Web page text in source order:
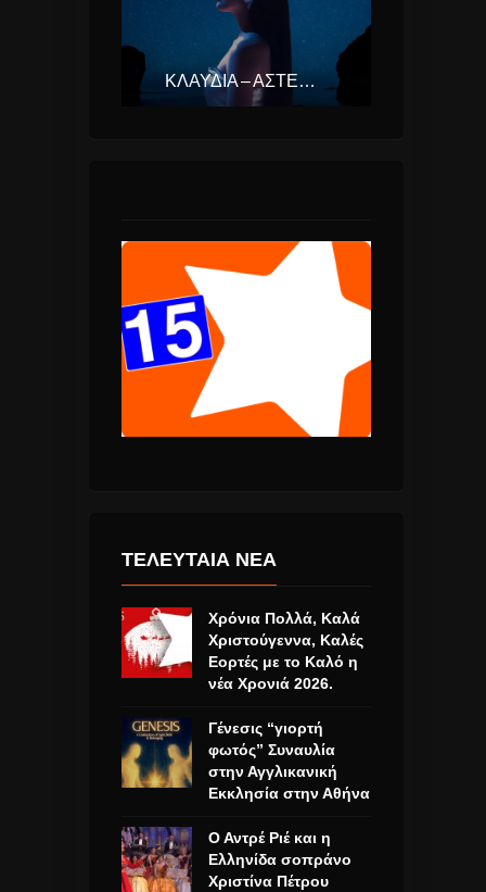
ΚΛΑΥΔΊΑ – ΑΣΤΕΡΟΜΆΤΑ (EUROVISION ΕΛΛΆΔΑ 2025)
ΤΕΛΕΥΤΑΙΑ ΝΕΑ
Χρόνια Πολλά, Καλά
Χριστούγεννα, Καλές
Εορτές με το Καλό η
νέα Χρονιά 2026.
Γένεσις “γιορτή
φωτός” Συναυλία
στην Αγγλικανική
Εκκλησία στην Αθήνα
Ο Αντρέ Ριέ και η
Ελληνίδα σοπράνο
Χριστίνα Πέτρου